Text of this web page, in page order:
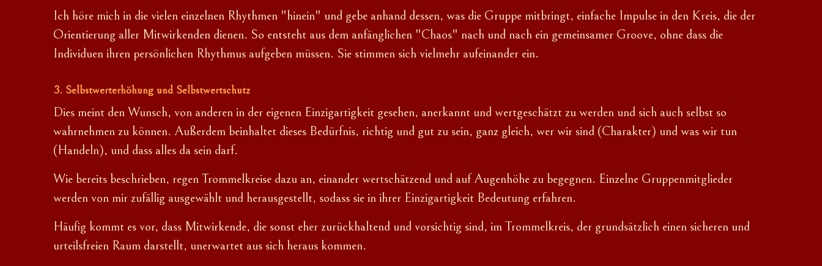
Ich höre mich in die vielen einzelnen Rhythmen "hinein" und gebe anhand dessen, was die Gruppe mitbringt, einfache Impulse in den Kreis, die der
Orientierung aller Mitwirkenden dienen. So entsteht aus dem anfänglichen "Chaos" nach und nach ein gemeinsamer Groove, ohne dass die
Individuen ihren persönlichen Rhythmus aufgeben müssen. Sie stimmen sich vielmehr aufeinander ein.
Selbstwerterhöhung und Selbstwertschutz
Dies meint den Wunsch, von anderen in der eigenen Einzigartigkeit gesehen, anerkannt und wertgeschätzt zu werden und sich auch selbst so
wahrnehmen zu können. Außerdem beinhaltet dieses Bedürfnis, richtig und gut zu sein, ganz gleich, wer wir sind (Charakter) und was wir tun
(Handeln), und dass alles da sein darf.
Wie bereits beschrieben, regen Trommelkreise dazu an, einander wertschätzend und auf Augenhöhe zu begegnen. Einzelne Gruppenmitglieder
werden von mir zufällig ausgewählt und herausgestellt, sodass sie in ihrer Einzigartigkeit Bedeutung erfahren.
Häufig kommt es vor, dass Mitwirkende, die sonst eher zurückhaltend und vorsichtig sind, im Trommelkreis, der grundsätzlich einen sicheren und
urteilsfreien Raum darstellt, unerwartet aus sich heraus kommen.